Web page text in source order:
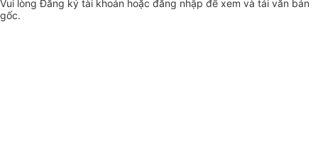
Vui lòngĐăng ký tài khoản hoặc đăng nhập để xem và tải văn bản
gốc.